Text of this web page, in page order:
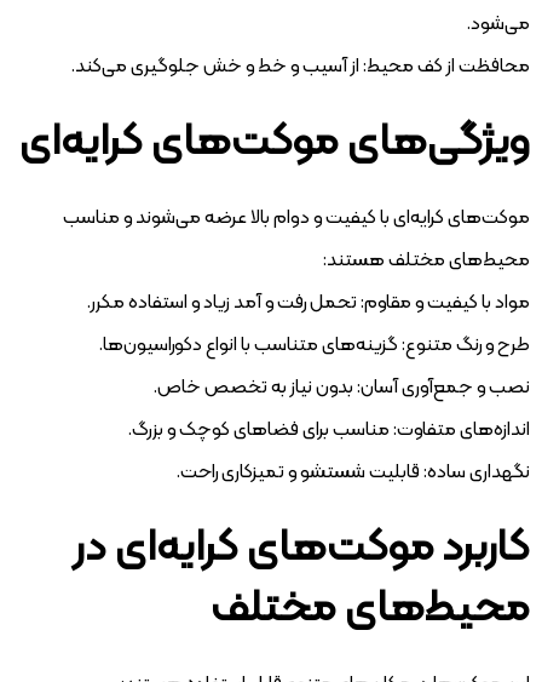
می‌شود.
محافظت از کف محیط: از آسیب و خط و خش جلوگیری می‌کند.
ویژگی‌های موکت‌های کرایه‌ای
موکت‌های کرایه‌ای با کیفیت و دوام بالا عرضه می‌شوند و مناسب
محیط‌های مختلف هستند:
مواد با کیفیت و مقاوم: تحمل رفت و آمد زیاد و استفاده مکرر.
طرح و رنگ متنوع: گزینه‌های متناسب با انواع دکوراسیون‌ها.
نصب و جمع‌آوری آسان: بدون نیاز به تخصص خاص.
اندازه‌های متفاوت: مناسب برای فضاهای کوچک و بزرگ.
نگهداری ساده: قابلیت شستشو و تمیزکاری راحت.
کاربرد موکت‌های کرایه‌ای در
محیط‌های مختلف